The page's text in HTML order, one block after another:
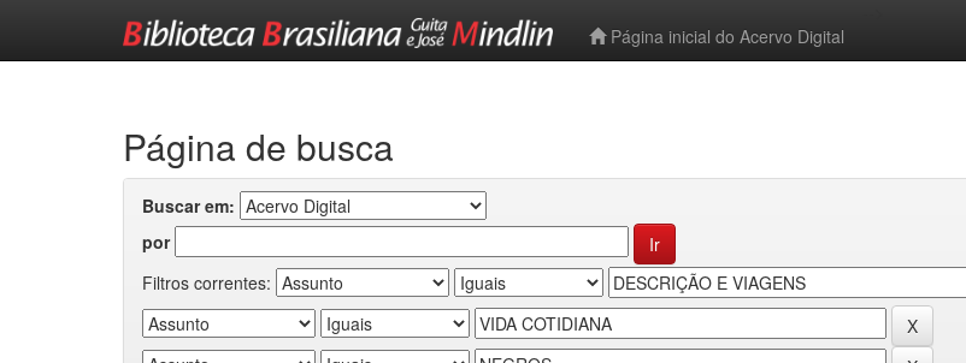
Página inicial do Acervo Digital
Página de busca
Buscar em:
por
Filtros correntes: